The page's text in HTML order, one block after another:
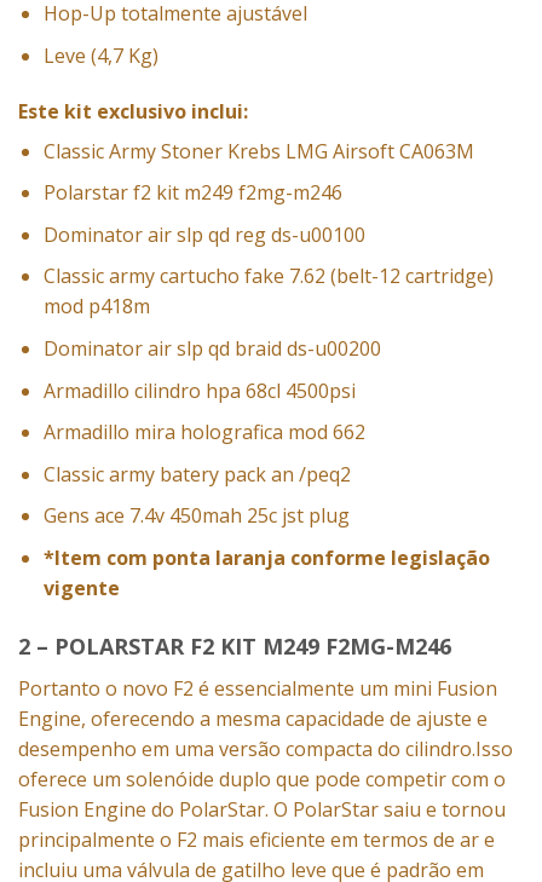
Hop-Up totalmente ajustável
Leve (4,7 Kg)
Este kit exclusivo inclui:
Classic Army Stoner Krebs LMG Airsoft CA063M
Polarstar f2 kit m249 f2mg-m246
Dominator air slp qd reg ds-u00100
Classic army cartucho fake 7.62 (belt-12 cartridge)
mod p418m
Dominator air slp qd braid ds-u00200
Armadillo cilindro hpa 68cl 4500psi
Armadillo mira holografica mod 662
Classic army batery pack an /peq2
Gens ace 7.4v 450mah 25c jst plug
*Item com ponta laranja conforme legislação
vigente
2 – POLARSTAR F2 KIT M249 F2MG-M246
Portanto o novo F2 é essencialmente um mini Fusion
Engine, oferecendo a mesma capacidade de ajuste e
desempenho em uma versão compacta do cilindro.Isso
oferece um solenóide duplo que pode competir com o
Fusion Engine do PolarStar. O PolarStar saiu e tornou
principalmente o F2 mais eficiente em termos de ar e
incluiu uma válvula de gatilho leve que é padrão em